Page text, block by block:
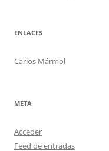
ENLACES
Carlos Mármol
META
Acceder
Feed de entradas